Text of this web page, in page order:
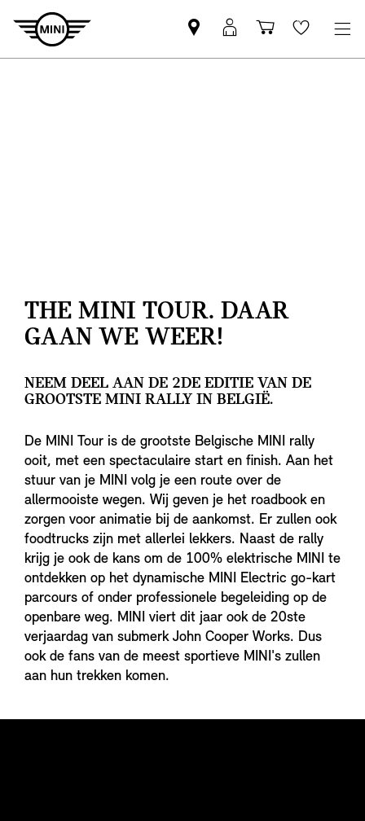
MINI
partner
MyMini-
login
Wishlist
THE MINI TOUR. DAAR
GAAN WE WEER!
NEEM DEEL AAN DE 2DE EDITIE VAN DE
GROOTSTE MINI RALLY IN BELGIË.
De MINI Tour is de grootste Belgische MINI rally
ooit, met een spectaculaire start en finish. Aan het
stuur van je MINI volg je een route over de
allermooiste wegen. Wij geven je het roadbook en
zorgen voor animatie bij de aankomst. Er zullen ook
foodtrucks zijn met allerlei lekkers. Naast de rally
krijg je ook de kans om de 100% elektrische MINI te
ontdekken op het dynamische MINI Electric go-kart
parcours of onder professionele begeleiding op de
openbare weg. MINI viert dit jaar ook de 20ste
verjaardag van submerk John Cooper Works. Dus
ook de fans van de meest sportieve MINI's zullen
aan hun trekken komen.